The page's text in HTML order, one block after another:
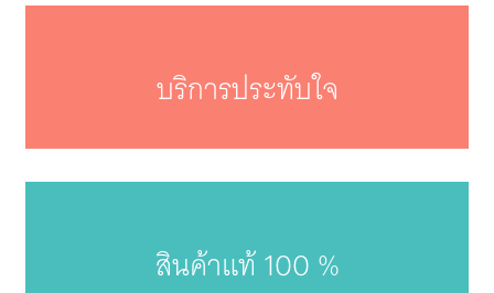
บริการประทับใจ
สินค้าแท้ 100 %